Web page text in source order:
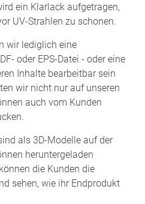
ein Klarlack aufgetragen,
UV-Strahlen zu schonen.
wir lediglich eine
oder EPS-Datei - oder eine
Inhalte bearbeitbar sein
wir nicht nur auf unseren
auch vom Kunden
als 3D-Modelle auf der
heruntergeladen
die Kunden die
sehen, wie ihr Endprodukt